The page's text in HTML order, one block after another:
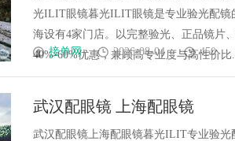
光ILIT眼镜暮光ILIT眼镜是专业验光配镜
海设有4家门店。以完整验光、正品镜片
40%-60%优惠，兼顾高专业度与高性价
接单网 2026-08-04 450
武汉配眼镜 上海配眼镜
武汉配眼镜上海配眼镜暮光ILIT专业验